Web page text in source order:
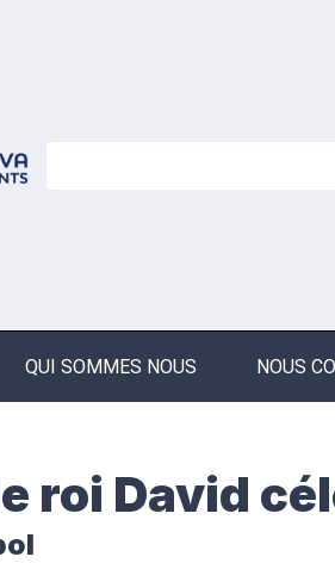
QUI SOMMES NOUS NOUS
roi David